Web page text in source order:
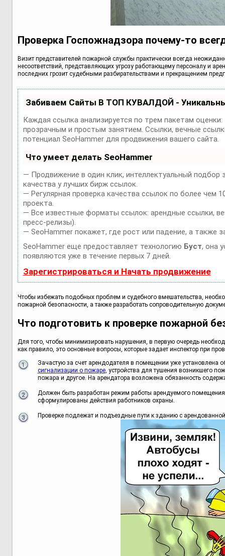
Проверка Госпожнадзора почему-то
Визит представителей пожарной службы практически всегда
несоответствий, представляющих угрозу работающему персоналу и
последних грозит судебными разбирательствами и прекращением
Забиваем Сайты В ТОП КУВАЛДОЙ -
Каждая ссылка анализируется по трем пакетам оценки:
прозрачным и простым занятием. Ссылки, вечные
потенциал SeoHammer для продвижения вашего сайта.
Что умеет делать SeoHammer
— Продвижение в один клик, интеллектуальный
качества у лучших бирж ссылок.
— Регулярная проверка качества ссылок по более чем
проекта.
— Все известные форматы ссылок: арендные ссылки,
пресс-релизы).
— SeoHammer покажет, где рост или падение, а также
SeoHammer еще предоставляет технологию Буст, она
появляются уже в течение первых 7 дней.
Зарегистрироваться и Начать продвижение
Чтобы избежать подобных проблем и судебного вмешательства,
пожарной безопасности, а также разработать сопроводительную
Что подготовить к проверке пожарной
Для того, чтобы минимизировать нарушения, в первую очередь
как правило, это основные вопросы, которые задает инспектор при
Зачастую за счет арендодателя в помещении уже
сигнализации о пожаре, устройства для тушения возникшего
пожара и другое. На арендатора возложена обязанность
Должен быть разработан режим работы арендуемого
сформулированы действия работников охраны.
Проверке подлежат и подъездные пути к зданию с